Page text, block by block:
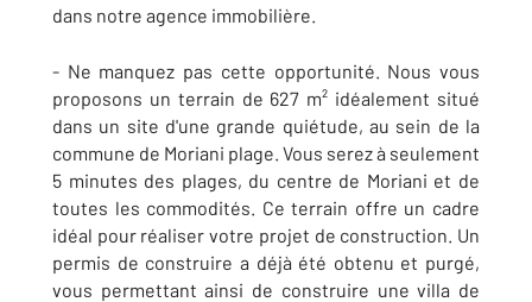
dans notre agence immobilière.
- Ne manquez pas cette opportunité. Nous vous
proposons un terrain de 627 m² idéalement situé
dans un site d'une grande quiétude, au sein de la
commune de Moriani plage. Vous serez à seulement
5 minutes des plages, du centre de Moriani et de
toutes les commodités. Ce terrain offre un cadre
idéal pour réaliser votre projet de construction. Un
permis de construire a déjà été obtenu et purgé,
vous permettant ainsi de construire une villa de